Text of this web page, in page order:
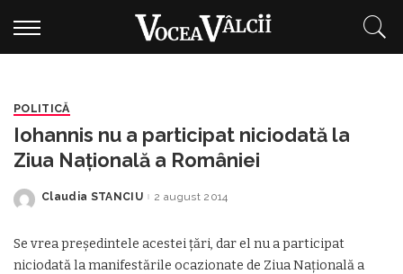
POLITICĂ
Iohannis nu a participat niciodată la
Ziua Naţională a României
Posted
Claudia STANCIU 2 august 2014
Se vrea preşedintele acestei ţări, dar el nu a participat
niciodată la manifestările ocazionate de Ziua Naţională a